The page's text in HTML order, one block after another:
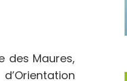
des Maures,